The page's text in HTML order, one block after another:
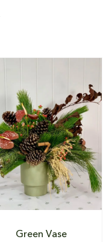
DETALHES
Green Vase